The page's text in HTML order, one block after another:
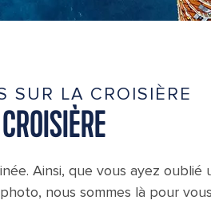
SUR LA CROISIÈRE
Ainsi, que vous ayez oublié
nous sommes là pour